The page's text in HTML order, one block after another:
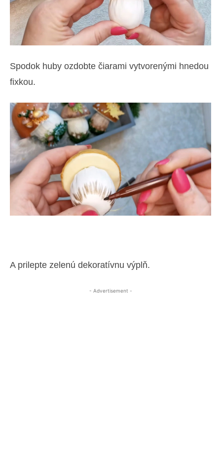
Spodok huby ozdobte čiarami vytvorenými hnedou
fixkou.
A prilepte zelenú dekoratívnu výplň.
- Advertisement -